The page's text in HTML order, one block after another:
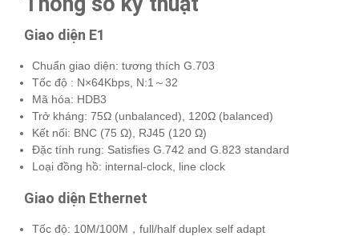
Giao diện E1
Chuẩn giao diện: tương thích G.703
Tốc độ : N×64Kbps, N:1～32
Mã hóa: HDB3
Trở kháng: 75Ω (unbalanced), 120Ω (balanced)
Kết nối: BNC (75 Ω), RJ45 (120 Ω)
Đặc tính rung: Satisfies G.742 and G.823 standard
Loại đồng hồ: internal-clock, line clock
Giao diện Ethernet
Tốc độ: 10M/100M，full/half duplex self adapt